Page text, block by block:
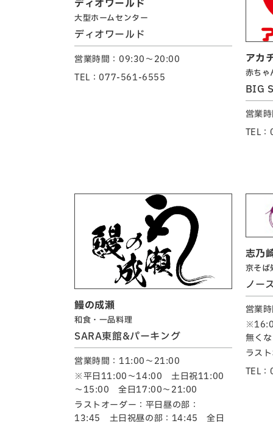
ディオワールド
大型ホームセンター
ディオワールド
営業時間：09:30～20:00
TEL：077-561-6555
アカ
赤ちゃ
BIG
営業
TEL
鰻の成瀬
和食・一品料理
SARA東館&パーキング
営業時間：11:00～21:00
※平日11:00～14:00 土日祝11:00
～15:00 全日17:00～21:00
ラストオーダー：平日昼の部：
13:45 土日祝昼の部：14:45 全日
志乃
京そば
ノー
営業
無く
ラス
TEL